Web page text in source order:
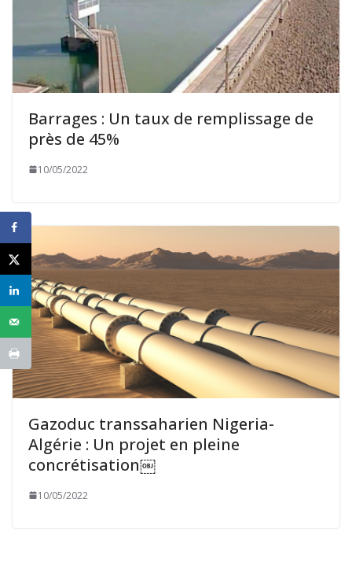
Barrages : Un taux de remplissage de
près de 45%
10/05/2022
Gazoduc transsaharien Nigeria-
Algérie : Un projet en pleine
concrétisation￼
10/05/2022